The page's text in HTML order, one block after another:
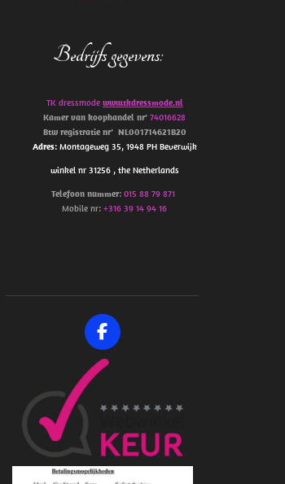
Bedrijfs gegevens:
TK dressmode www.tkdressmode.nl
Kamer van koophandelnr’ 74016628
Btw registratie nr’ NL001714621B20
Adres: Montageweg 35, 1948 PH Beverwijk
winkel nr 31256 , the Netherlands
Telefoon nummer: 015 88 79 871
Mobile nr:+316 39 14 94 16
F
a
c
b
o
k